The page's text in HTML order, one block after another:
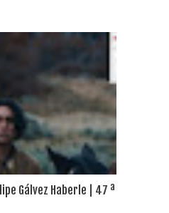
Gálvez Haberle | 47 ª